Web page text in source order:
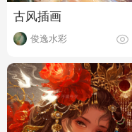
古风插画
俊逸水彩